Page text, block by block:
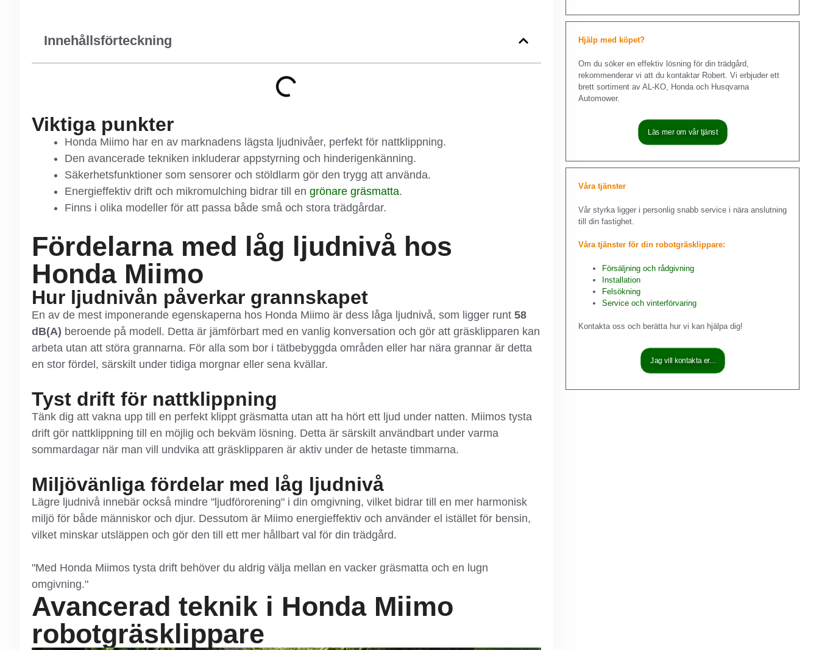
Innehållsförteckning
Viktiga punkter
Honda Miimo har en av marknadens lägsta ljudnivåer, perfekt för nattklippning.
Den avancerade tekniken inkluderar appstyrning och hinderigenkänning.
Säkerhetsfunktioner som sensorer och stöldlarm gör den trygg att använda.
Energieffektiv drift och mikromulching bidrar till en grönare gräsmatta.
Finns i olika modeller för att passa både små och stora trädgårdar.
Fördelarna med låg ljudnivå hos
Honda Miimo
Hur ljudnivån påverkar grannskapet
En av de mest imponerande egenskaperna hos Honda Miimo är dess låga ljudnivå, som ligger runt 58
dB(A) beroende på modell. Detta är jämförbart med en vanlig konversation och gör att gräsklipparen kan
arbeta utan att störa grannarna. För alla som bor i tätbebyggda områden eller har nära grannar är detta
en stor fördel, särskilt under tidiga morgnar eller sena kvällar.
Tyst drift för nattklippning
Tänk dig att vakna upp till en perfekt klippt gräsmatta utan att ha hört ett ljud under natten. Miimos tysta
drift gör nattklippning till en möjlig och bekväm lösning. Detta är särskilt användbart under varma
sommardagar när man vill undvika att gräsklipparen är aktiv under de hetaste timmarna.
Miljövänliga fördelar med låg ljudnivå
Lägre ljudnivå innebär också mindre "ljudförorening" i din omgivning, vilket bidrar till en mer harmonisk
miljö för både människor och djur. Dessutom är Miimo energieffektiv och använder el istället för bensin,
vilket minskar utsläppen och gör den till ett mer hållbart val för din trädgård.
"Med Honda Miimos tysta drift behöver du aldrig välja mellan en vacker gräsmatta och en lugn
omgivning."
Avancerad teknik i Honda Miimo
robotgräsklippare
Hjälp med köpet?
Om du söker en effektiv lösning för din trädgård,
rekommenderar vi att du kontaktar Robert. Vi erbjuder ett
brett sortiment av AL-KO, Honda och Husqvarna
Automower.
Läs mer om vår tjänst
Våra tjänster
Vår styrka ligger i personlig snabb service i nära anslutning
till din fastighet.
Våra tjänster för din robotgräsklippare:
Försäljning och rådgivning
Installation
Felsökning
Service och vinterförvaring
Kontakta oss och berätta hur vi kan hjälpa dig!
Jag vill kontakta er...